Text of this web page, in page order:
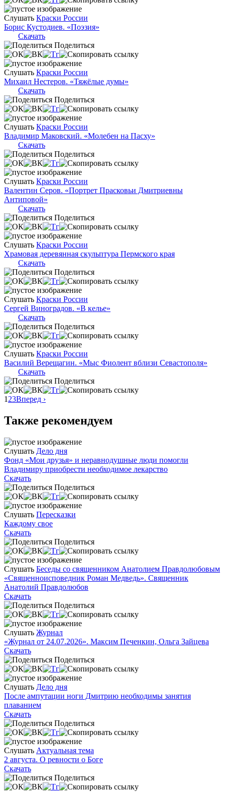
Слушать Краски России
Борис Кустодиев. «Поэзия»
Скачать
Поделиться
Слушать Краски России
Михаил Нестеров. «Тяжёлые думы»
Скачать
Поделиться
Слушать Краски России
Владимир Маковский. «Молебен на Пасху»
Скачать
Поделиться
Слушать Краски России
Валентин Серов. «Портрет Прасковьи Дмитриевны
Антиповой»
Скачать
Поделиться
Слушать Краски России
Храмовая деревянная скульптура Пермского края
Скачать
Поделиться
Слушать Краски России
Сергей Виноградов. «В келье»
Скачать
Поделиться
Слушать Краски России
Василий Верещагин. «Мыс Фиолент вблизи Севастополя»
Скачать
Поделиться
1 23Вперед ›
Также рекомендуем
Слушать Дело дня
Фонд «Мои друзья» и неравнодушные люди помогли
Владимиру приобрести необходимое лекарство
Скачать
Поделиться
Слушать Пересказки
Каждому свое
Скачать
Поделиться
Слушать Беседы со священником Анатолием Правдолюбовым
«Священноисповедник Роман Медведь». Священник
Анатолий Правдолюбов
Скачать
Поделиться
Слушать Журнал
«Журнал от 24.07.2026». Максим Печенкин, Ольга Зайцева
Скачать
Поделиться
Слушать Дело дня
После ампутации ноги Дмитрию необходимы занятия
плаванием
Скачать
Поделиться
Слушать Актуальная тема
2 августа. О ревности о Боге
Скачать
Поделиться